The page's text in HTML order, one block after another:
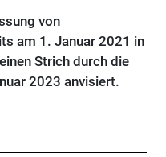
von
am 1. Januar 2021 in
Strich durch die
2023 anvisiert.